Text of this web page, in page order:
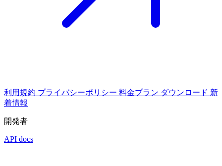
利用規約 プライバシーポリシー 料金プラン ダウンロード 新
着情報
開発者
API docs